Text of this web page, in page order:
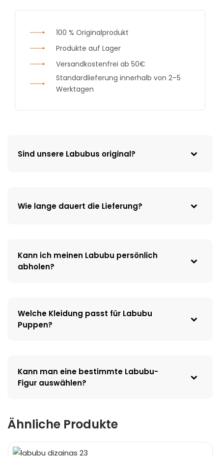
100 % Originalprodukt
Produkte auf Lager
Versandkostenfrei ab 50€
Standardlieferung innerhalb von 2–5
Werktagen
Sind unsere Labubus original?
Wie lange dauert die Lieferung?
Kann ich meinen Labubu persönlich
abholen?
Welche Kleidung passt für Labubu
Puppen?
Kann man eine bestimmte Labubu-
Figur auswählen?
Ähnliche Produkte